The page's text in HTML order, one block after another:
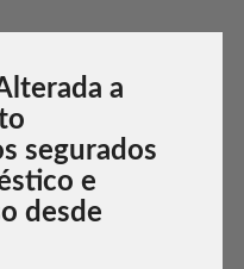
a
segurados
e
desde